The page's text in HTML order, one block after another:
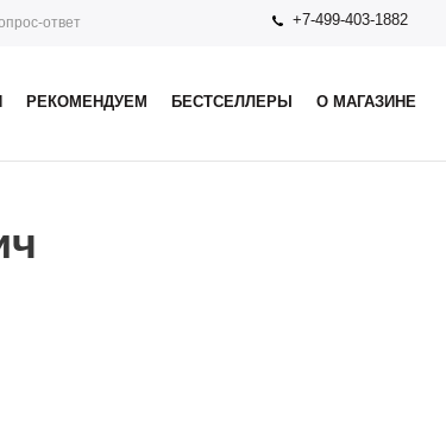
ответ +7-499-403-1882
РЕКОМЕНДУЕМ БЕСТСЕЛЛЕРЫ О МАГАЗИНЕ